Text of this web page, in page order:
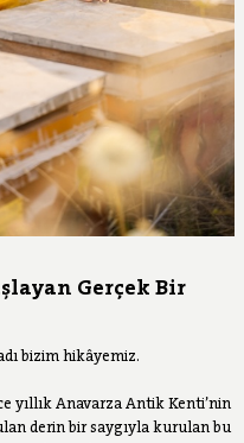
Gerçek Bir
bizim hikâyemiz.
yıllık Anavarza Antik Kenti’nin
derin bir saygıyla kurulan bu